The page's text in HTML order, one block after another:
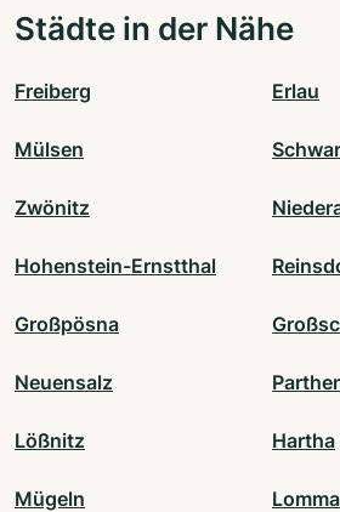
Städte in der Nähe
Freiberg Erlau
Mülsen
Zwönitz
Hohenstein-Ernstthal
Großpösna
Neuensalz
Lößnitz Hartha
Mügeln